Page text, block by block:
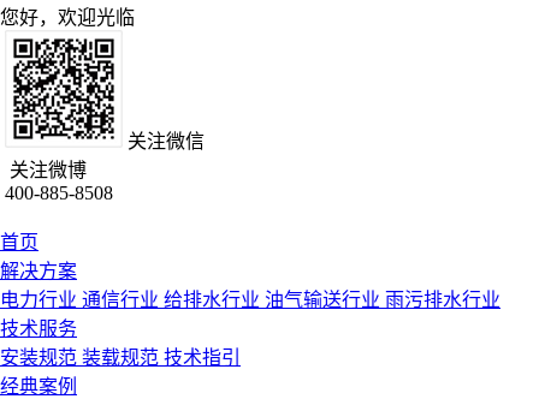
您好，欢迎光临
关注微信
关注微博
400-885-8508
首页
解决方案
电力行业 通信行业 给排水行业 油气输送行业 雨污排水行业
技术服务
安装规范 装载规范 技术指引
经典案例